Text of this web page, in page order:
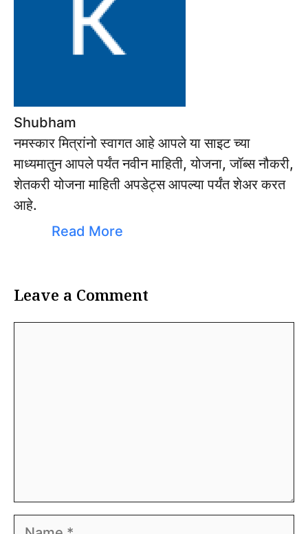
Shubham
नमस्कार मित्रांनो स्वागत आहे आपले या साइट च्या
माध्यमातुन आपले पर्यंत नवीन माहिती, योजना, जॉब्स नौकरी,
शेतकरी योजना माहिती अपडेट्स आपल्या पर्यंत शेअर करत
आहे.
Read More
Leave a Comment
Name